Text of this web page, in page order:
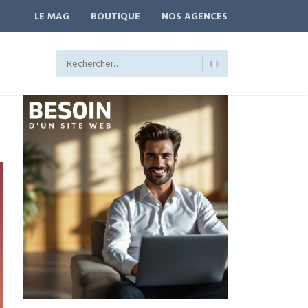
LE MAG BOUTIQUE NOS AGENCES